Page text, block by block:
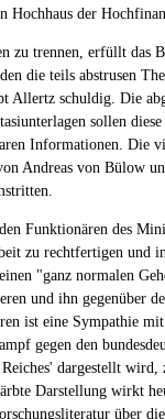
Hochhaus der
zu trennen, erfüllt das
die teils abstrusen
Allertz schuldig. Die
sollen
Informationen. Die
Andreas von Bülow
Funktionären des
zu rechtfertigen und
"ganz normalen
und ihn gegenüber
ist eine Sympathie
gegen den
dargestellt wird,
Darstellung wirkt
über